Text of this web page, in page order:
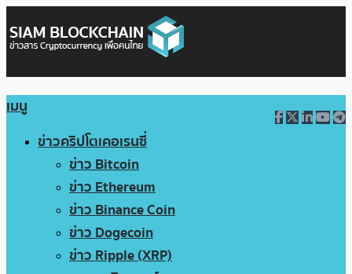
เมนู
ข่าวคริปโตเคอเรนซี่
ข่าว Bitcoin
ข่าว Ethereum
ข่าว Binance Coin
ข่าว Dogecoin
ข่าว Ripple (XRP)